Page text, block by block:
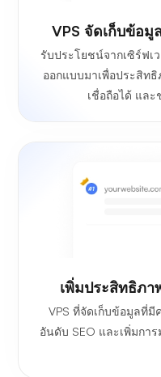
VPS จัดเก็บข้อ
รับประโยชน์จากเซิร์ฟเ
ออกแบบมาเพื่อประสิท
เชื่อถือได้ แล
เพิ่มประสิทธิภา
VPS ที่จัดเก็บข้อมูลที่มี
อันดับ SEO และเพิ่มกา